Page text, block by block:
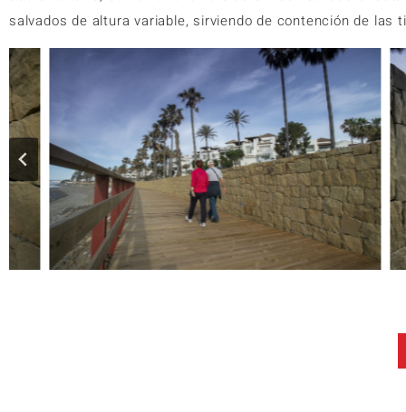
salvados de altura variable, sirviendo de contención de